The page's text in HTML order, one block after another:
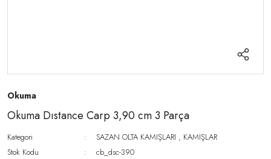
Okuma
Okuma Dıstance Carp 3,90 cm 3 Parça
Kategori SAZAN OLTA KAMIŞLARI , KAMIŞLAR
Stok Kodu
cb_dsc-390